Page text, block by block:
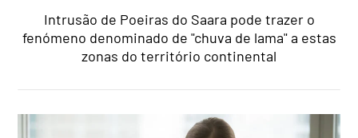
Intrusão de Poeiras do Saara pode trazer o
fenómeno denominado de "chuva de lama" a estas
zonas do território continental